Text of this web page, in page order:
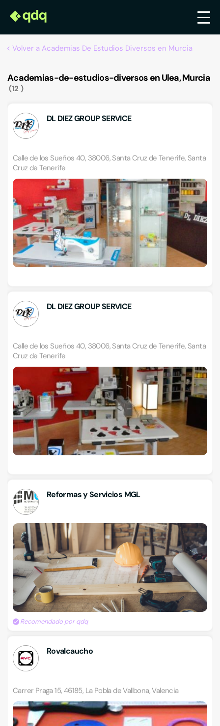
Volver a Academias De Estudios Diversos en Murcia
Academias-de-estudios-diversos en Ulea, Murcia
12
DL DIEZ GROUP SERVICE
Calle de los Sueños 40, 38006, Santa Cruz de Tenerife, Santa
Cruz de Tenerife
DL DIEZ GROUP SERVICE
Calle de los Sueños 40, 38006, Santa Cruz de Tenerife, Santa
Cruz de Tenerife
Reformas y Servicios MGL
Recomendado por qdq
Rovalcaucho
Carrer Praga 15, 46185, La Pobla de Vallbona, Valencia